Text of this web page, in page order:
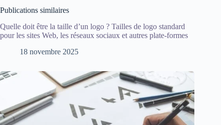
Publications similaires
Quelle doit être la taille d’un logo ? Tailles de logo standard
pour les sites Web, les réseaux sociaux et autres plate-formes
18 novembre 2025